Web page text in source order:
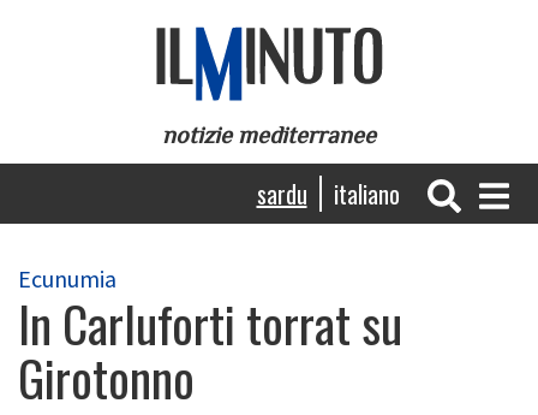
notizie mediterranee
Navigazione
principale
sardu italiano
Ecunumia
In Carluforti torrat su
Girotonno